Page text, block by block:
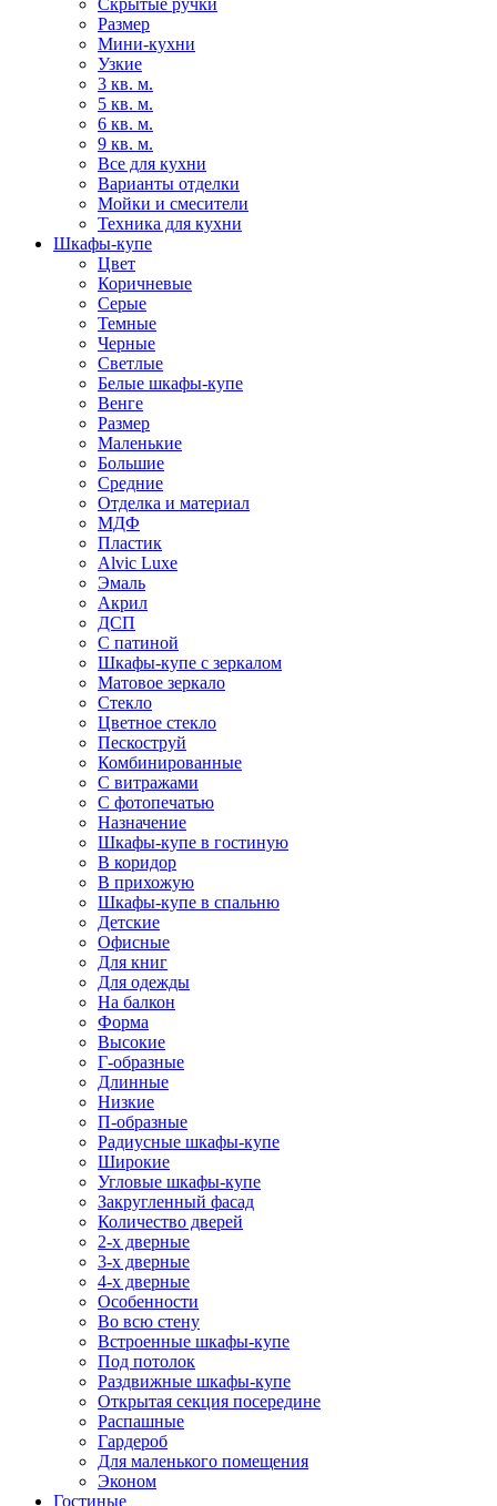
Скрытые ручки
Размер
Мини-кухни
Узкие
3 кв. м.
5 кв. м.
6 кв. м.
9 кв. м.
Все для кухни
Варианты отделки
Мойки и смесители
Техника для кухни
Шкафы-купе
Цвет
Коричневые
Серые
Темные
Черные
Светлые
Белые шкафы-купе
Венге
Размер
Маленькие
Большие
Средние
Отделка и материал
МДФ
Пластик
Alvic Luxe
Эмаль
Акрил
ДСП
С патиной
Шкафы-купе с зеркалом
Матовое зеркало
Стекло
Цветное стекло
Пескоструй
Комбинированные
С витражами
С фотопечатью
Назначение
Шкафы-купе в гостиную
В коридор
В прихожую
Шкафы-купе в спальню
Детские
Офисные
Для книг
Для одежды
На балкон
Форма
Высокие
Г-образные
Длинные
Низкие
П-образные
Радиусные шкафы-купе
Широкие
Угловые шкафы-купе
Закругленный фасад
Количество дверей
2-х дверные
3-х дверные
4-х дверные
Особенности
Во всю стену
Встроенные шкафы-купе
Под потолок
Раздвижные шкафы-купе
Открытая секция посередине
Распашные
Гардероб
Для маленького помещения
Эконом
Гостиные